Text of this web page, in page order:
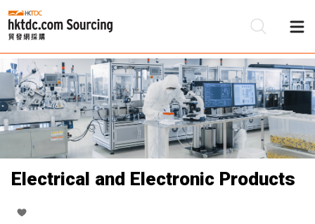
Electrical and Electronic Products